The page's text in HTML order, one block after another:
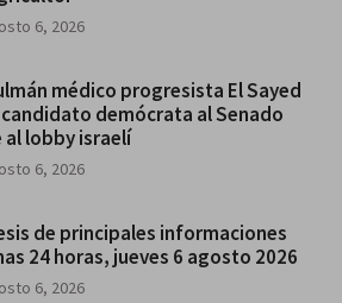
6, 2026
médico progresista El Sayed
demócrata al Senado
al lobby israelí
6, 2026
de principales informaciones
24 horas, jueves 6 agosto 2026
6, 2026